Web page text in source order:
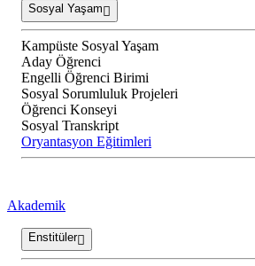
Sosyal Yaşam
Kampüste Sosyal Yaşam
Aday Öğrenci
Engelli Öğrenci Birimi
Sosyal Sorumluluk Projeleri
Öğrenci Konseyi
Sosyal Transkript
Oryantasyon Eğitimleri
Akademik
Enstitüler